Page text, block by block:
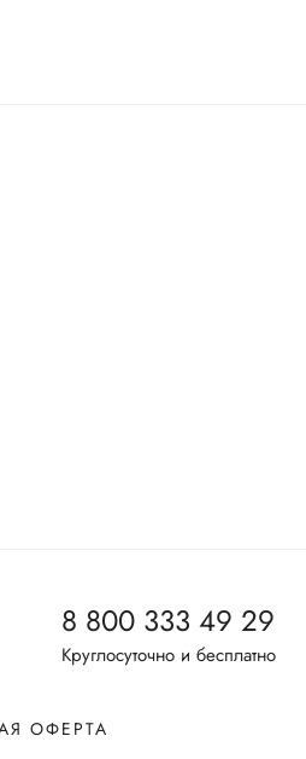
8 800 333 49 29
Круглосуточно и бесплатно
ОФЕРТА